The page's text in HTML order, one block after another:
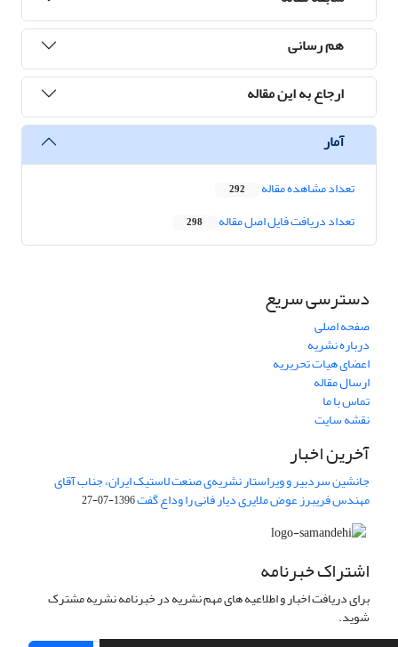
هم رسانی
ارجاع به این مقاله
آمار
تعداد مشاهده مقاله 292
تعداد دریافت فایل اصل مقاله 298
دسترسی سریع
صفحه اصلی
درباره نشریه
اعضای هیات تحریریه
ارسال مقاله
تماس با ما
نقشه سایت
آخرین اخبار
جانشین سردبیر و ویراستار نشریه‌ی صنعت لاستیک ایران، جناب آقای
مهندس فریبرز عوض ملایری دیار فانی را وداع گفت1396-07-27
اشتراک خبرنامه
برای دریافت اخبار و اطلاعیه های مهم نشریه در خبرنامه نشریه مشترک
شوید.